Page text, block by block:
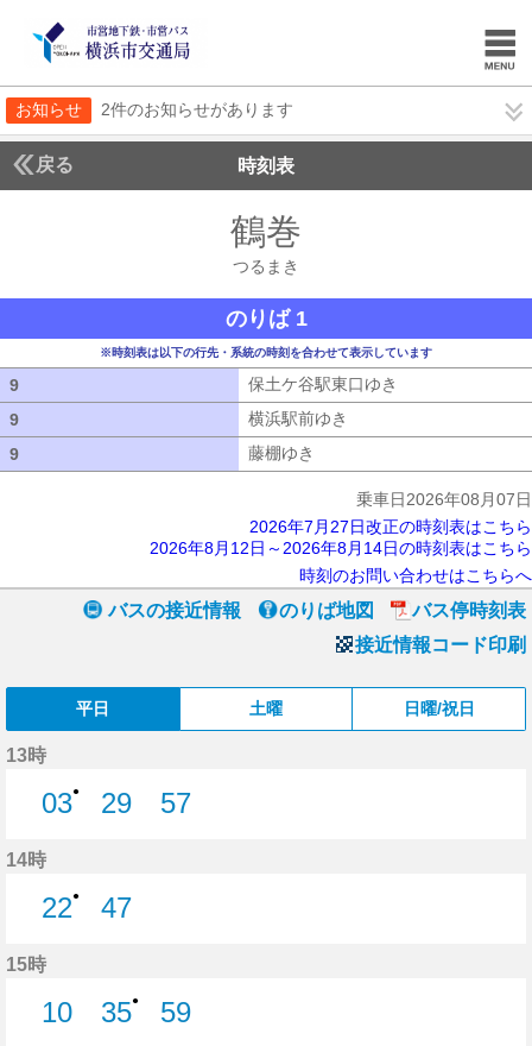
お知らせ 2件のお知らせがあります
戻る 時刻表
鶴巻
つるまき
のりば 1
※時刻表は以下の行先・系統の時刻を合わせて表示しています
9 保土ケ谷駅東口ゆき
9
横浜駅前ゆき
9
藤棚ゆき
乗車日2026年08月07日
2026年7月27日改正の時刻表はこちら
2026年8月12日～2026年8月14日の時刻表はこちら
時刻のお問い合わせはこちらへ
バスの接近情報 のりば地図
バス停時刻表
接近情報コード印刷
平日 土曜 日曜/祝日
13時
03●
29
57
14時
22●
47
15時
10
35●
59